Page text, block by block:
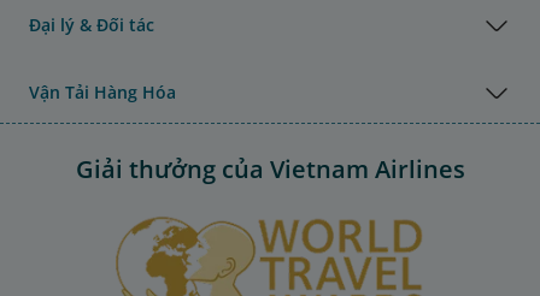
Đại lý & Đối tác
Vận Tải Hàng Hóa
Giải thưởng của Vietnam Airlines